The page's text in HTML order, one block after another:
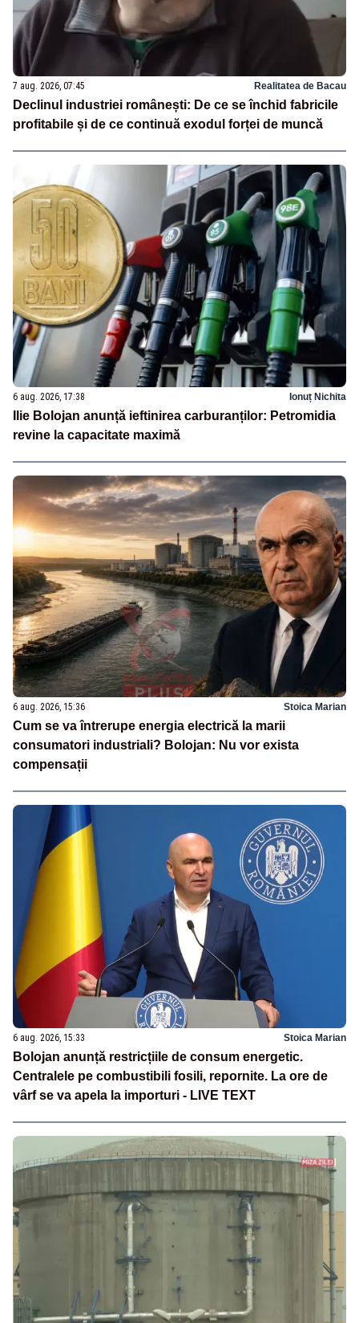
7 aug. 2026, 07:45 Realitatea de Bacau
Declinul industriei românești: De ce se închid fabricile
profitabile și de ce continuă exodul forței de muncă
6 aug. 2026, 17:38 Ionuț Nichita
Ilie Bolojan anunță ieftinirea carburanților: Petromidia
revine la capacitate maximă
6 aug. 2026, 15:36 Stoica Marian
Cum se va întrerupe energia electrică la marii
consumatori industriali? Bolojan: Nu vor exista
compensații
6 aug. 2026, 15:33 Stoica Marian
Bolojan anunță restricțiile de consum energetic.
Centralele pe combustibili fosili, repornite. La ore de
vârf se va apela la importuri - LIVE TEXT